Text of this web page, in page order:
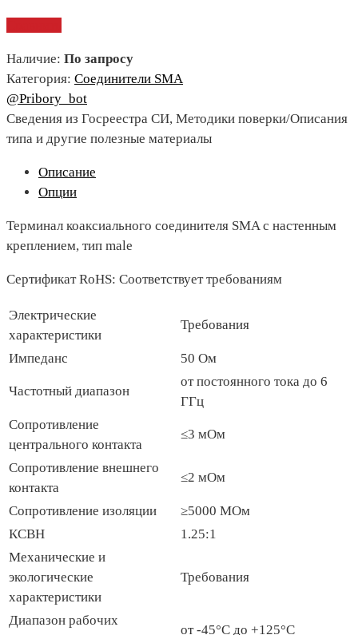
Наличие: По запросу
Категория: Соединители SMA
@Pribory_bot
Сведения из Госреестра СИ, Методики поверки/Описания
типа и другие полезные материалы
Описание
Опции
Терминал коаксиального соединителя SMA с настенным
креплением, тип male
Сертификат RoHS: Соответствует требованиям
Электрические
характеристики
Требования
Импеданс 50 Ом
Частотный диапазон
от постоянного тока до 6
ГГц
Сопротивление
центрального контакта
≤3 мОм
Сопротивление внешнего
контакта
≤2 мОм
Сопротивление изоляции
≥5000 МОм
КСВН
1.25:1
Механические и
экологические
характеристики
Требования
Диапазон рабочих
от -45°C до +125°C